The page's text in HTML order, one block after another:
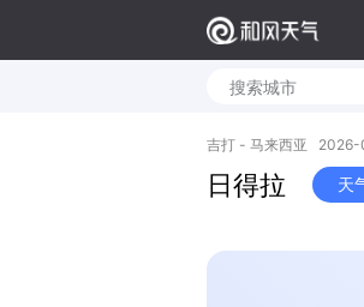
吉打 - 马来西亚
日得拉 天